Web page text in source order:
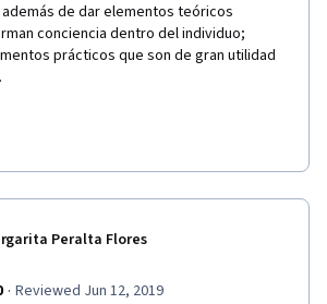
de dar elementos teóricos
conciencia dentro del individuo;
prácticos que son de gran utilidad
Peralta Flores
· Reviewed Jun 12, 2019